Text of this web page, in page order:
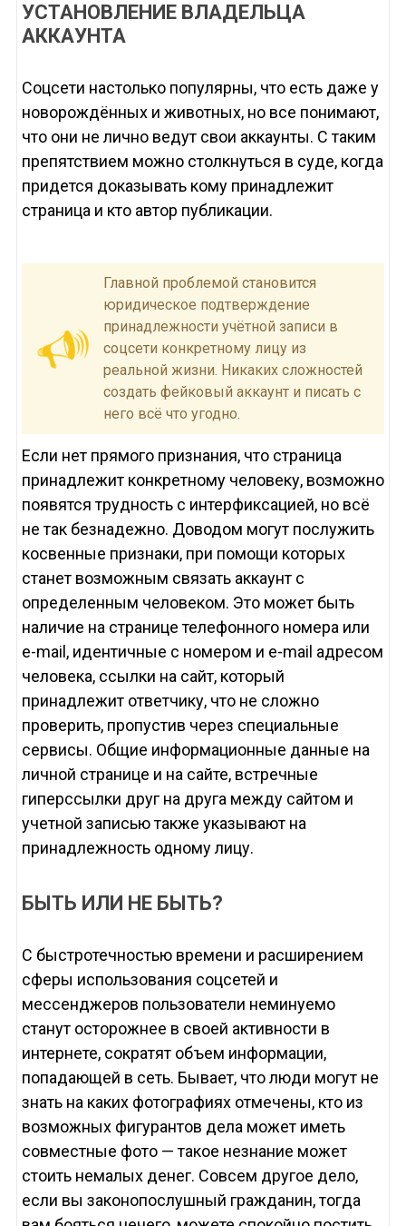
УСТАНОВЛЕНИЕ ВЛАДЕЛЬЦА
АККАУНТА
Соцсети настолько популярны, что есть даже у
новорождённых и животных, но все понимают,
что они не лично ведут свои аккаунты. С таким
препятствием можно столкнуться в суде, когда
придется доказывать кому принадлежит
страница и кто автор публикации.
Главной проблемой становится
юридическое подтверждение
принадлежности учётной записи в
соцсети конкретному лицу из
реальной жизни. Никаких сложностей
создать фейковый аккаунт и писать с
него всё что угодно.
Если нет прямого признания, что страница
принадлежит конкретному человеку, возможно
появятся трудность с интерфиксацией, но всё
не так безнадежно. Доводом могут послужить
косвенные признаки, при помощи которых
станет возможным связать аккаунт с
определенным человеком. Это может быть
наличие на странице телефонного номера или
e-mail, идентичные с номером и e-mail адресом
человека, ссылки на сайт, который
принадлежит ответчику, что не сложно
проверить, пропустив через специальные
сервисы. Общие информационные данные на
личной странице и на сайте, встречные
гиперссылки друг на друга между сайтом и
учетной записью также указывают на
принадлежность одному лицу.
БЫТЬ ИЛИ НЕ БЫТЬ?
С быстротечностью времени и расширением
сферы использования соцсетей и
мессенджеров пользователи неминуемо
станут осторожнее в своей активности в
интернете, сократят объем информации,
попадающей в сеть. Бывает, что люди могут не
знать на каких фотографиях отмечены, кто из
возможных фигурантов дела может иметь
совместные фото — такое незнание может
стоить немалых денег. Совсем другое дело,
если вы законопослушный гражданин, тогда